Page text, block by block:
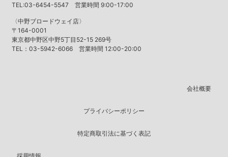
TEL:03-6454-5547 営業時間 9:00-17:00
〈中野ブロードウェイ店〉
〒164-0001
東京都中野区中野5丁目52-15 269号
TEL：03-5942-6066 営業時間 12:00-20:00
会社概要
プライバシーポリシー
特定商取引法に基づく表記